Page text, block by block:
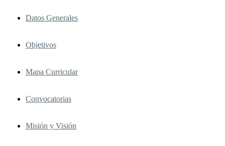
Datos Generales
Objetivos
Mapa Curricular
Convocatorias
Misión y Visión